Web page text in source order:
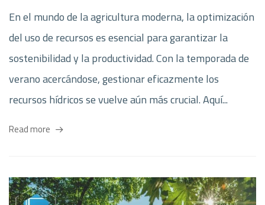
En el mundo de la agricultura moderna, la optimización
del uso de recursos es esencial para garantizar la
sostenibilidad y la productividad. Con la temporada de
verano acercándose, gestionar eficazmente los
recursos hídricos se vuelve aún más crucial. Aquí...
Read more